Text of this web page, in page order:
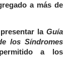
a más de
la Guía
los Síndromes
a los